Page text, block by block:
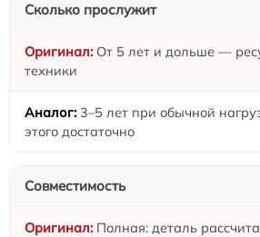
Сколько прослужит
От 5 лет и дольше —
техники
3–5 лет при обычной
этого достаточно
Совместимость
Полная: деталь